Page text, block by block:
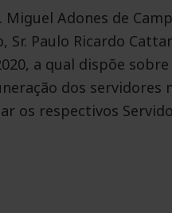
Adones de
Sr. Paulo Ricardo
a qual dispõe
dos servidores
os respectivos